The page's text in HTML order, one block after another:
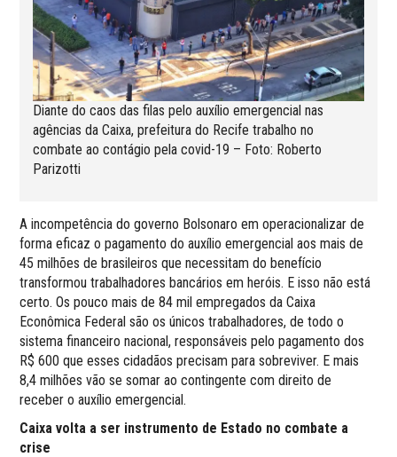
Diante do caos das filas pelo auxílio emergencial nas
agências da Caixa, prefeitura do Recife trabalho no
combate ao contágio pela covid-19 – Foto: Roberto
Parizotti
A incompetência do governo Bolsonaro em operacionalizar de
forma eficaz o pagamento do auxílio emergencial aos mais de
45 milhões de brasileiros que necessitam do benefício
transformou trabalhadores bancários em heróis. E isso não está
certo. Os pouco mais de 84 mil empregados da Caixa
Econômica Federal são os únicos trabalhadores, de todo o
sistema financeiro nacional, responsáveis pelo pagamento dos
R$ 600 que esses cidadãos precisam para sobreviver. E mais
8,4 milhões vão se somar ao contingente com direito de
receber o auxílio emergencial.
Caixa volta a ser instrumento de Estado no combate a
crise